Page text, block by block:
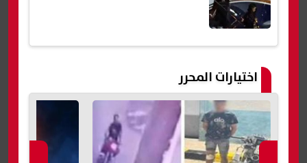
اختيارات المحرر